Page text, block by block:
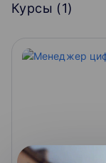
Курсы (1)